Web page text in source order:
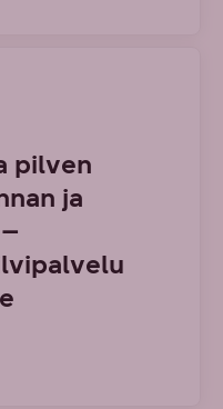
pilven
ja